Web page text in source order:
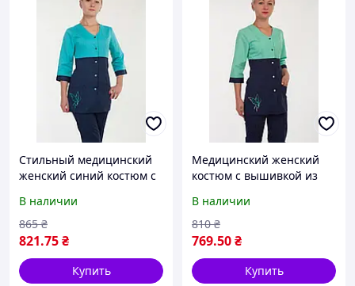
Стильный медицинский
женский синий костюм с
В наличии
821.75₴
865 ₴
Купить
Медицинский женский
костюм с вышивкой из
40-60
В наличии
769.50₴
810 ₴
Купить